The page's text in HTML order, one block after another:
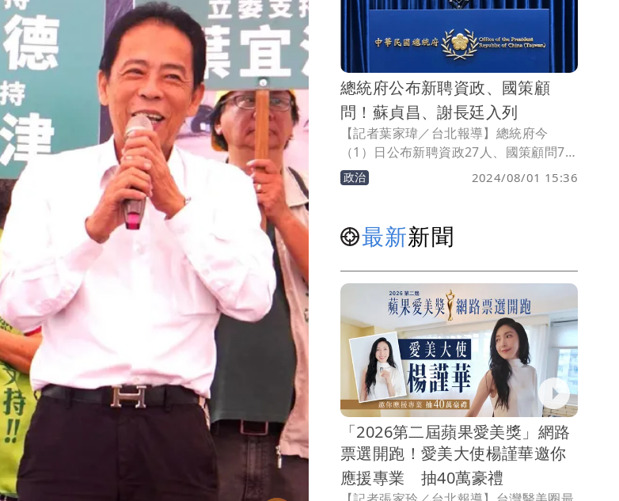
總統府公布新聘資政、國策顧
問！蘇貞昌、謝長廷入列
【記者葉家瑋／台北報導】總統府今
（1）日公布新聘資政27人、國策顧問73
人。聘期均自113年8月1日起至115年5月
19日止。資政名單中，包括前行政院長蘇
全。
政治 2024/08/01 15:36
最新新聞
「2026第二屆蘋果愛美獎」網路
票選開跑！愛美大使楊謹華邀你
應援專業 抽40萬豪禮